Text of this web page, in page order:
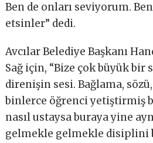
Ben de onları seviyorum.
etsinler” dedi.
Avcılar Belediye Başkanı
Sağ için, “Bize çok büyük bir
direnişin sesi. Bağlama,
binlerce öğrenci yetiştirmiş
nasıl ustaysa buraya yine
gelmekle gelmekle disiplini